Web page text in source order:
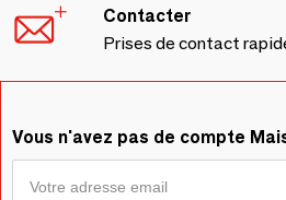
Contacter
Prises de contact
Vous n'avez pas de compte